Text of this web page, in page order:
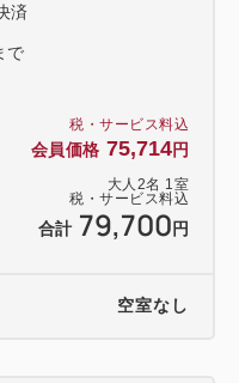
税・サービス料込
会員価格 75,714円
大人 2名 1 室
税・サービス料込
合計 79,700 円
済
で
空室なし